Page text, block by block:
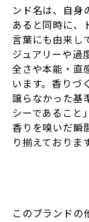
ンド名は、⾃⾝
あると同時に、
⾔葉にも由来し
ジュアリーや過
全さや本能‧直
います。⾹りづ
譲らなかった基
シーであること
⾹りを嗅いだ瞬
り揃えております
このブランドの